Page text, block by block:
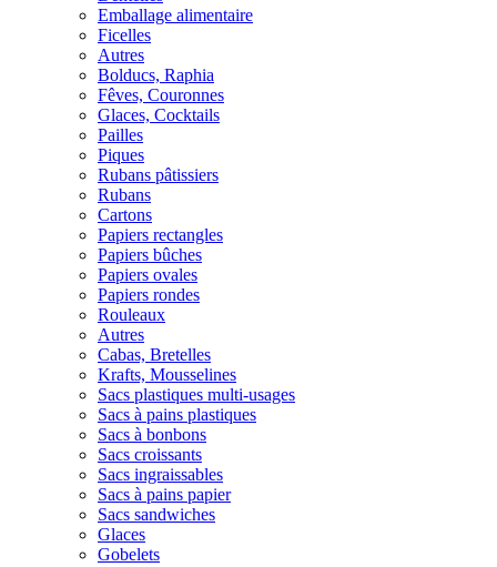
Emballage alimentaire
Ficelles
Autres
Bolducs, Raphia
Fêves, Couronnes
Glaces, Cocktails
Pailles
Piques
Rubans pâtissiers
Rubans
Cartons
Papiers rectangles
Papiers bûches
Papiers ovales
Papiers rondes
Rouleaux
Autres
Cabas, Bretelles
Krafts, Mousselines
Sacs plastiques multi-usages
Sacs à pains plastiques
Sacs à bonbons
Sacs croissants
Sacs ingraissables
Sacs à pains papier
Sacs sandwiches
Glaces
Gobelets